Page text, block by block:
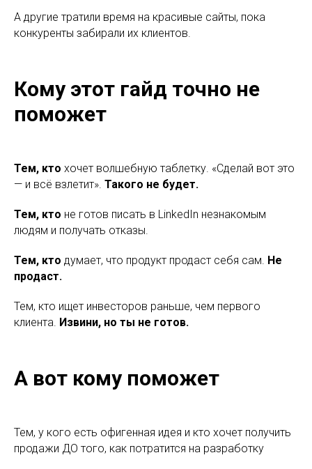
А другие тратили время на красивые сайты, пока
конкуренты забирали их клиентов.
Кому этот гайд точно не
поможет
Тем, кто хочет волшебную таблетку. «Сделай вот это
— и всё взлетит». Такого не будет.
Тем, кто не готов писать в LinkedIn незнакомым
людям и получать отказы.
Тем, кто думает, что продукт продаст себя сам. Не
продаст.
Тем, кто ищет инвесторов раньше, чем первого
клиента. Извини, но ты не готов.
А вот кому поможет
Тем, у кого есть офигенная идея и кто хочет получить
продажи ДО того, как потратится на разработку